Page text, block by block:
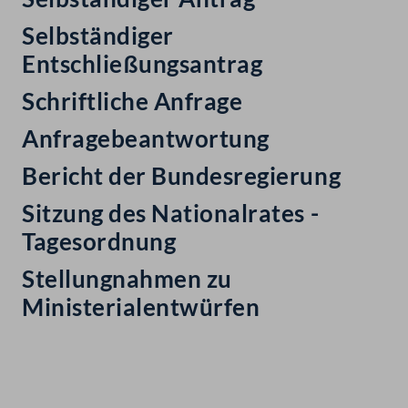
Selbständiger
Entschließungsantrag
Schriftliche Anfrage
Anfragebeantwortung
Bericht der Bundesregierung
Sitzung des Nationalrates -
Tagesordnung
Stellungnahmen zu
Ministerialentwürfen